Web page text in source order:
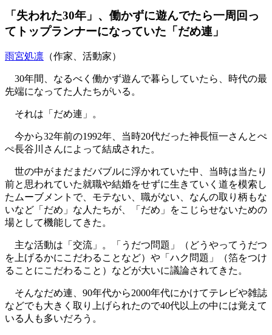
「失われた30年」、働かずに遊んでたら一周回っ
てトップランナーになっていた「だめ連」
雨宮処凛 （作家、活動家）
30年間、なるべく働かず遊んで暮らしていたら、時代の最
先端になってた人たちがいる。
それは「だめ連」。
今から32年前の1992年、当時20代だった神長恒一さんとぺ
ぺ長谷川さんによって結成された。
世の中がまだまだバブルに浮かれていた中、当時は当たり
前と思われていた就職や結婚をせずに生きていく道を模索し
たムーブメントで、モテない、職がない、なんの取り柄もな
いなど「だめ」な人たちが、「だめ」をこじらせないための
場として機能してきた。
主な活動は「交流」。「うだつ問題」（どうやってうだつ
を上げるかにこだわることなど）や「ハク問題」（箔をつけ
ることにこだわること）などが大いに議論されてきた。
そんなだめ連、90年代から2000年代にかけてテレビや雑誌
などでも大きく取り上げられたので40代以上の中には覚えて
いる人も多いだろう。